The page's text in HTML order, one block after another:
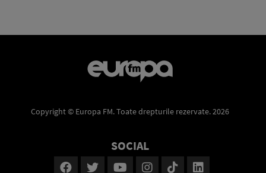
Copyright © Europa FM. Toate drepturile rezervate. 2026
SOCIAL